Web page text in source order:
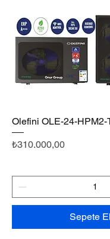
Olefini OLE-24-HPM2-
Fiyat
₺310.000,00
Sepete